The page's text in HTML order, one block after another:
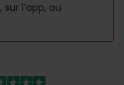
l’app, au